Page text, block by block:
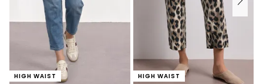
HIGH WAIST HIGH WAIST